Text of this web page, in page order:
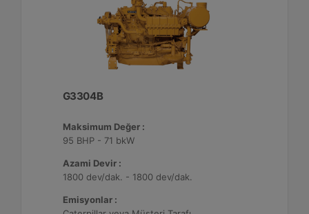
G3304B
Maksimum Değer :
95 BHP - 71 bkW
Azami Devir :
1800 dev/dak. - 1800 dev/dak.
Emisyonlar :